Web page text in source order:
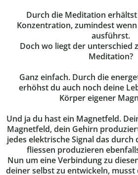
Durch die Meditation
Konzentration, zumindest
ausführst.
Doch wo liegt der unterschied
Meditation?
Ganz einfach. Durch die
erhöhst du auch noch deine
Körper eigener
Und ja du hast ein Magnetfeld.
Magnetfeld, dein Gehirn
jedes elektrische Signal das
fliessen produzieren
Nun um eine Verbindung zu
deiner selbst zu entwickeln, musst